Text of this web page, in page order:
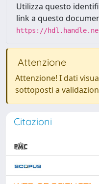
Utilizza questo
link a questo
https://
Attenzione
Attenzione! I dati
sottoposti a
Citazioni